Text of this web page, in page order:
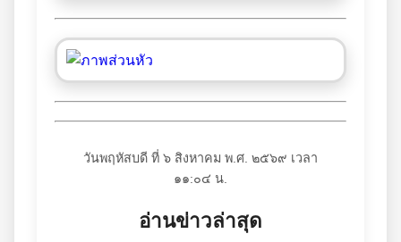
วันพฤหัสบดี ที่ ๖ สิงหาคม พ.ศ. ๒๕๖๙ เวลา
๑๑:๐๕ น.
อ่านข่าวล่าสุด